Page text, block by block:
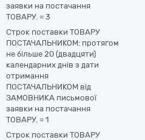
заявки на постачання
ТОВАРУ.= 3
Строк поставки ТОВАРУ
ПОСТАЧАЛЬНИКОМ: протягом
не більше 20 (двадцяти)
календарних днів з дати
отримання
ПОСТАЧАЛЬНИКОМ від
ЗАМОВНИКА письмової
заявки на постачання
ТОВАРУ.= 1
Строк поставки ТОВАРУ